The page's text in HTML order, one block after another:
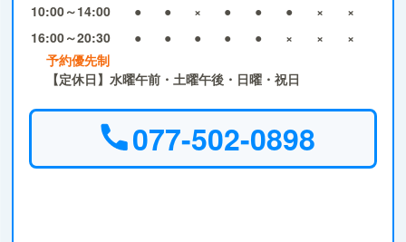
10:00～14:00
● ● × ● ● ● ×
×
16:00～20:30
● ● ● ● ● × ×
×
予約優先制
【定休日】水曜午前・土曜午後・日曜・祝日
077-502-0898